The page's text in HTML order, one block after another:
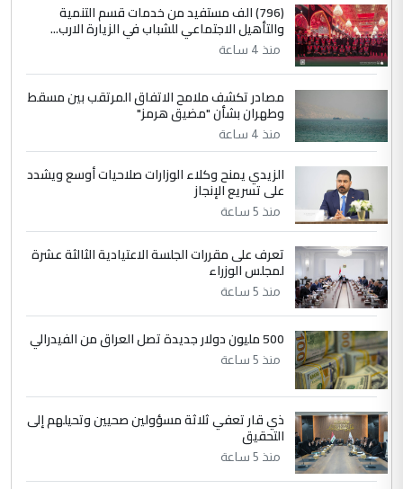
سردار
التعليق : واحد من عصابة علي ماما يسقط
جنسية الرافد الثالث للعراق ومن اصول عريقة
ابا فرات ...
الجواهري يرد على صدام حسين سل
مضجعيك يابن الزنا (نص كامل)
5 حيدر عاشور
التعليق : تحياتي لك استاذ حامدتركان. كلام
دقيق ومسؤول؛ فالاستثمار الحقيقي للإنسان
الموضوع :
بين الإهمال واغتصاب الأرض.. بلاد
الرافدين تعاني الجفاف والتصحر!!
(796) الف مستفيد من خدمات قسم التنمية
والتأهيل الاجتماعي للشباب في الزيارة الارب...
منذ 4 ساعة
مصادر تكشف ملامح الاتفاق المرتقب بين مسقط
وطهران بشأن "مضيق هرمز"
منذ 4 ساعة
الزيدي يمنح وكلاء الوزارات صلاحيات أوسع ويشدد
على تسريع الإنجاز
منذ 5 ساعة
تعرف على مقررات الجلسة الاعتيادية الثالثة عشرة
لمجلس الوزراء
منذ 5 ساعة
500 مليون دولار جديدة تصل العراق من الفيدرالي
منذ 5 ساعة
ذي قار تعفي ثلاثة مسؤولين صحيين وتحيلهم إلى
التحقيق
منذ 5 ساعة